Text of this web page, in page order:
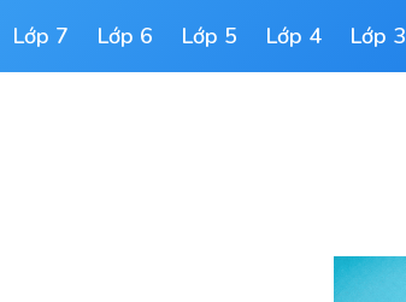
Lớp 7 Lớp 6 Lớp 5 Lớp 4 Lớp 3